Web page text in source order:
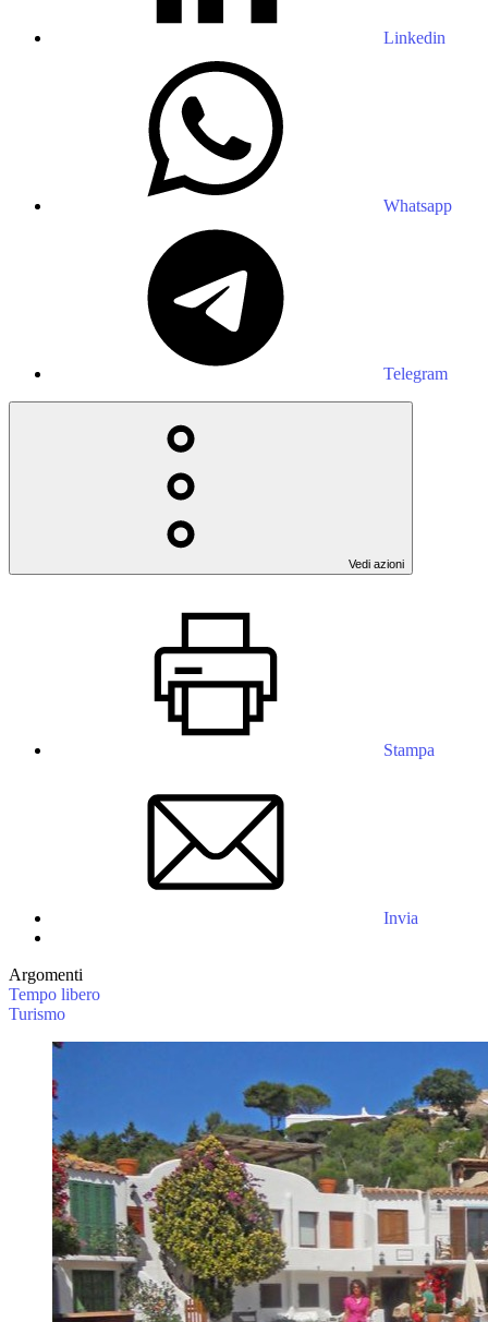
Linkedin
Whatsapp
Telegram
Vedi azioni
Stampa
Invia
Argomenti
Tempo libero
Turismo